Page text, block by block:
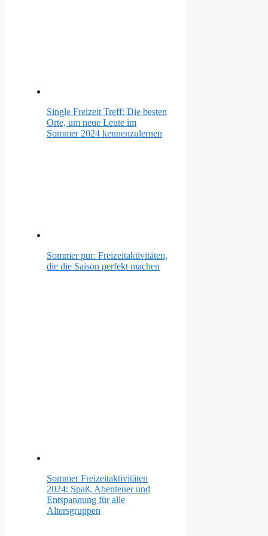
Single Freizeit Treff: Die besten
Orte, um neue Leute im
Sommer 2024 kennenzulernen
Sommer pur: Freizeitaktivitäten,
die die Saison perfekt machen
Sommer Freizeitaktivitäten
2024: Spaß, Abenteuer und
Entspannung für alle
Altersgruppen